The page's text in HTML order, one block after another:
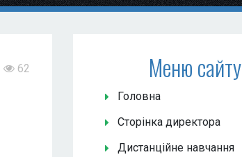
62 Меню сайту
Головна
Сторінка директора
Дистанційне навчання